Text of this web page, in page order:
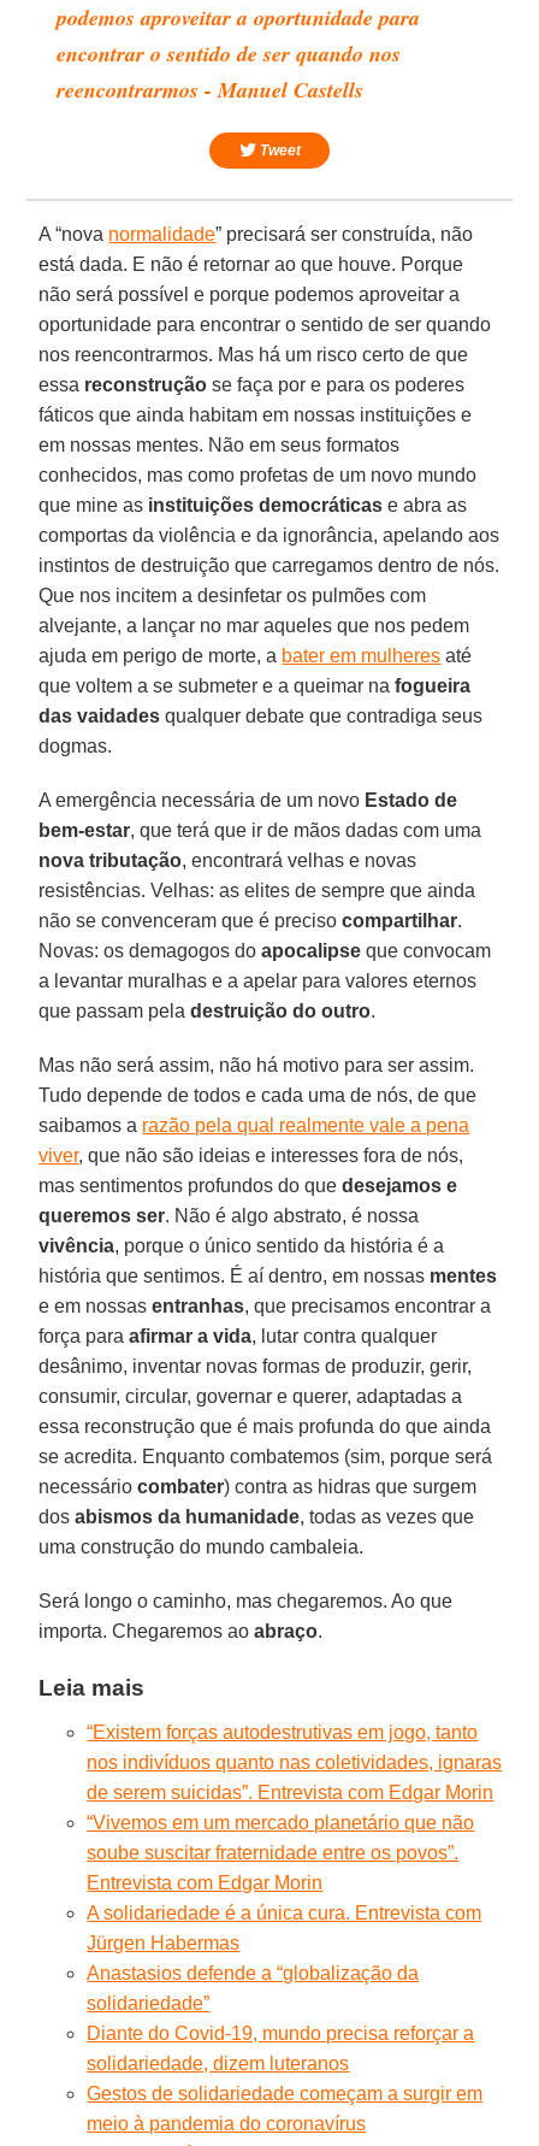
podemos aproveitar a oportunidade para
encontrar o sentido de ser quando nos
reencontrarmos - Manuel Castells
Tweet
A “nova normalidade” precisará ser construída, não
está dada. E não é retornar ao que houve. Porque
não será possível e porque podemos aproveitar a
oportunidade para encontrar o sentido de ser quando
nos reencontrarmos. Mas há um risco certo de que
essa reconstrução se faça por e para os poderes
fáticos que ainda habitam em nossas instituições e
em nossas mentes. Não em seus formatos
conhecidos, mas como profetas de um novo mundo
que mine as instituições democráticas e abra as
comportas da violência e da ignorância, apelando aos
instintos de destruição que carregamos dentro de nós.
Que nos incitem a desinfetar os pulmões com
alvejante, a lançar no mar aqueles que nos pedem
ajuda em perigo de morte, a bater em mulheres até
que voltem a se submeter e a queimar nafogueira
das vaidades qualquer debate que contradiga seus
dogmas.
A emergência necessária de um novo Estado de
bem-estar, que terá que ir de mãos dadas com uma
nova tributação, encontrará velhas e novas
resistências. Velhas: as elites de sempre que ainda
não se convenceram que é precisocompartilhar.
Novas: os demagogos doapocalipse que convocam
a levantar muralhas e a apelar para valores eternos
que passam peladestruição do outro.
Mas não será assim, não há motivo para ser assim.
Tudo depende de todos e cada uma de nós, de que
saibamos a razão pela qual realmente vale a pena
viver, que não são ideias e interesses fora de nós,
mas sentimentos profundos do quedesejamos e
queremos ser. Não é algo abstrato, é nossa
vivência, porque o único sentido da história é a
história que sentimos. É aí dentro, em nossas mentes
e em nossasentranhas, que precisamos encontrar a
força paraafirmar a vida, lutar contra qualquer
desânimo, inventar novas formas de produzir, gerir,
consumir, circular, governar e querer, adaptadas a
essa reconstrução que é mais profunda do que ainda
se acredita. Enquanto combatemos (sim, porque será
necessáriocombater) contra as hidras que surgem
dosabismos da humanidade, todas as vezes que
uma construção do mundo cambaleia.
Será longo o caminho, mas chegaremos. Ao que
importa. Chegaremos aoabraço.
Leia mais
“Existem forças autodestrutivas em jogo, tanto
nos indivíduos quanto nas coletividades, ignaras
de serem suicidas”. Entrevista com Edgar Morin
“Vivemos em um mercado planetário que não
soube suscitar fraternidade entre os povos”.
Entrevista com Edgar Morin
A solidariedade é a única cura. Entrevista com
Jürgen Habermas
Anastasios defende a “globalização da
solidariedade”
Diante do Covid-19, mundo precisa reforçar a
solidariedade, dizem luteranos
Gestos de solidariedade começam a surgir em
meio à pandemia do coronavírus